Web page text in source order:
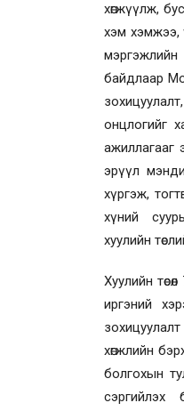
хөгжүүлж,
хэм хэмжээ,
байдлаар
онцлогийг
ажиллагааг
эрүүл
хүргэж,
хүний
хуулийн
Хуулийн
иргэний
хөгжлийн
болгохын
сэргийлэх